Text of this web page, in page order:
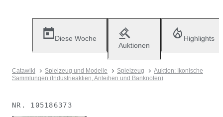
Diese Woche
Auktionen
Highlights
Catawiki Spielzeug und Modelle Spielzeug
Auktion: Ikonische
Sammlungen (Industrieaktien, Anleihen und Banknoten)
NR. 105186373